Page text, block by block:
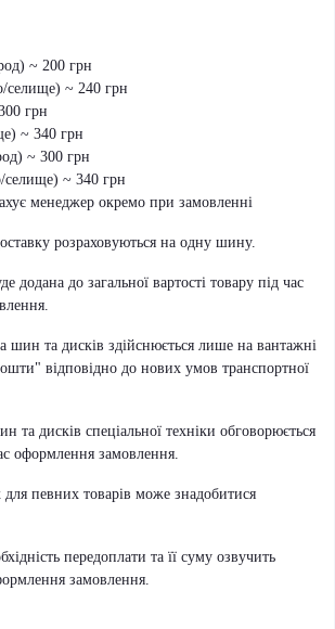
~ 200 грн
селище) ~ 240 грн
грн
~ 340 грн
~ 300 грн
селище) ~ 340 грн
менеджер окремо при замовленні
розраховуються на одну шину.
додана до загальної вартості товару під час
шин та дисків здійснюється лише на вантажні
відповідно до нових умов транспортної
та дисків спеціальної техніки обговорюється
оформлення замовлення.
певних товарів може знадобитися
передоплати та її суму озвучить
замовлення.